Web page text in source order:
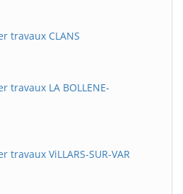
travaux CLANS
travaux LA BOLLENE-
travaux ViLLARS-SUR-VAR